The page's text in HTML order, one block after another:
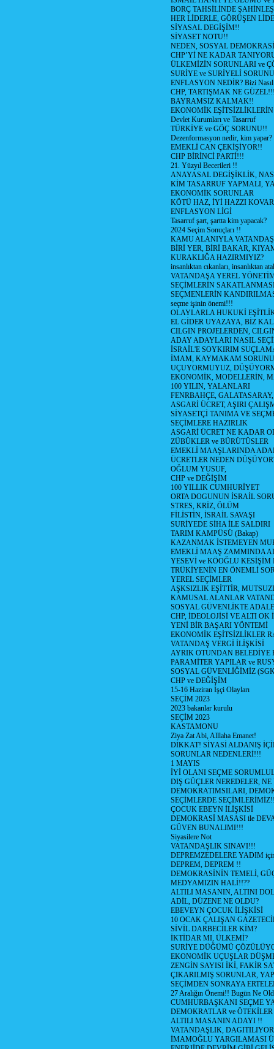
BORÇ TAHSİLİNDE
HER LİDERLE, GÖRÜŞEN
SİYASAL DEGİŞİM!!
SİYASET NOTU!!
NEDEN, SOSYAL
CHP’Yİ NE KADAR
ÜLKEMİZİN SORUNLARI ve
SURİYE ve SURİYELİ
ENFLASYON NEDİR? Bizi
CHP, TARTIŞMAK NE
BAYRAMSIZ KALMAK!!
EKONOMİK
Devlet Kurumları ve Tasarruf
TÜRKİYE ve GÖÇ SORUNU!!
Dezenformasyon nedir, kim yapar?
EMEKLİ CAN ÇEKİŞİYOR!!
CHP BİRİNCİ PARTİ!!!
21. Yüzyıl Becerileri !!
ANAYASAL DEGİŞİKLİK,
KİM TASARRUF YAPMALI,
EKONOMİK SORUNLAR
KÖTÜ HAZ, İYİ HAZZI
ENFLASYON LİGİ
Tasarruf şart, şartta kim yapacak?
2024 Seçim Sonuçları !!
KAMU ALANIYLA
BİRİ YER, BİRİ BAKAR,
KURAKLIĞA HAZIRMIYIZ?
insanlıktan cıkanları, insanlıktan
VATANDAŞA YEREL
SEÇİMLERİN
SEÇMENLERİN
seçme işinin önemi!!!
OLAYLARLA HUKUKİ
EL GİDER UYAZAYA, BİZ
CILGIN PROJELERDEN,
ADAY ADAYLARI NASIL
İSRAİL'E SOYKIRIM
İMAM, KAYMAKAM SORUNU
UÇUYORMUYUZ,
EKONOMİK, MODELLERİN,
100 YILIN, YALANLARI
FENRBAHÇE,
ASGARİ ÜCRET, AŞIRI
SİYASETÇİ TANIMA VE
SEÇİMLERE HAZIRLIK
ASGARİ ÜCRET NE KADAR
ZÜBÜKLER ve BÜRÜTÜSLER
EMEKLİ MAAŞLARINDA
ÜCRETLER NEDEN
OĞLUM YUSUF,
CHP ve DEĞİŞİM
100 YILLIK CUMHURİYET
ORTA DOGUNUN İSRAİL
STRES, KRİZ, ÖLÜM
FİLİSTİN, İSRAİL SAVAŞI
SURİYEDE SİHA İLE SALDIRI
TARIM KAMPÜSÜ (Bakap)
KAZANMAK İSTEMEYEN
EMEKLİ MAAŞ ZAMMINDA
YESEVİ ve KÖOĞLU
TRÜKİYENİN EN ÖNEMLİ
YEREL SEÇİMLER
AŞKSIZLIK EŞİTTİR,
KAMUSAL ALANLAR
SOSYAL GÜVENLİKTE
CHP, İDEOLOJİSİ VE ALTI OK
YENİ BİR BAŞARI YÖNTEMİ
EKONOMİK EŞİTSİZLİKLER
VATANDAŞ VERGİ İLİŞKİSİ
AYRIK OTUNDAN
PARAMİTER YAPILAR ve
SOSYAL GÜVENLİĞİMİZ
CHP ve DEĞİŞİM
15-16 Haziran İşçi Olayları
SEÇİM 2023
2023 bakanlar kurulu
SEÇİM 2023
KASTAMONU
Ziya Zat Abi, Alllaha Emanet!
DİKKAT! SİYASİ ALDANIŞ
SORUNLAR NEDENLERİ!!!
1 MAYIS
İYİ OLANI SEÇME
DIŞ GÜÇLER NEREDELER,
DEMOKRATIMSILARI,
SEÇİMLERDE
ÇOCUK EBEYN İLİŞKİSİ
DEMOKRASİ MASASI ile
GÜVEN BUNALIMI!!!
Siyasilere Not
VATANDAŞLIK SINAVI!!!
DEPREMZEDELERE YADIM
DEPREM, DEPREM !!
DEMOKRASİNİN TEMELİ,
MEDYAMIZIN HALİ!!??
ALTILI MASANIN, ALTINI
ADİL, DÜZENE NE OLDU?
EBEVEYN ÇOCUK İLİŞKİSİ
10 OCAK ÇALIŞAN
SİVİL DARBECİLER KİM?
İKTİDAR MI, ÜLKEMİ?
SURİYE DÜĞÜMÜ
EKONOMİK UÇUŞLAR
ZENGİN SAYISI İKİ, FAKİR
ÇIKARILMIŞ SORUNLAR,
SEÇİMDEN SONRAYA
27 Aralığın Önemi!! Bugün Ne
CUMHURBAŞKANI SEÇME
DEMOKRATLAR ve ÖTEKİLER
ALTILI MASANIN ADAYI !!
VATANDAŞLIK,
İMAMOĞLU YARGILAMASI